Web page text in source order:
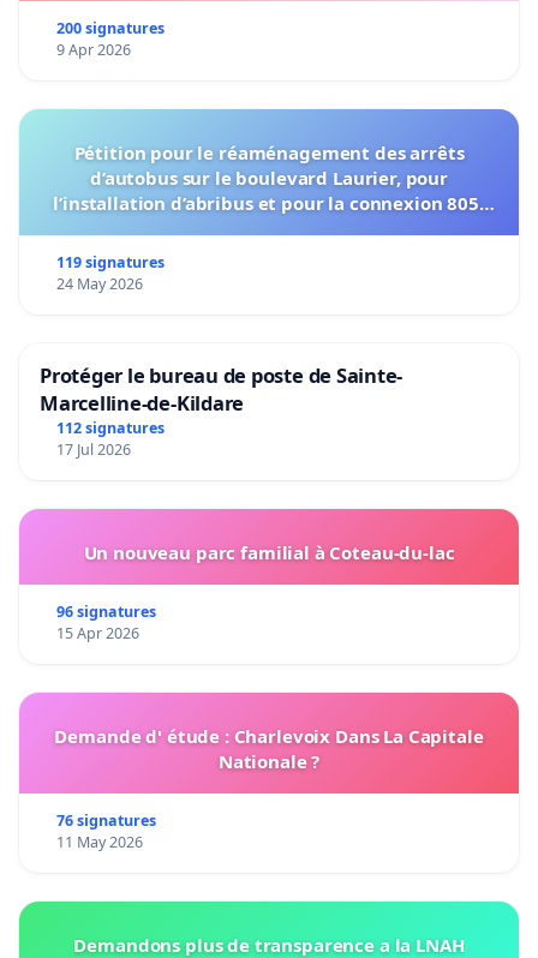
200 signatures
9 Apr 2026
Pétition pour le réaménagement des arrêts
d’autobus sur le boulevard Laurier, pour
l’installation d’abribus et pour la connexion 805-
119 signatures
24 May 2026
Protéger le bureau de poste de Sainte-
Marcelline-de-Kildare
112 signatures
17 Jul 2026
Un nouveau parc familial à Coteau-du-lac
96 signatures
15 Apr 2026
Demande d' étude : Charlevoix Dans La Capitale
Nationale ?
76 signatures
11 May 2026
Demandons plus de transparence a la LNAH